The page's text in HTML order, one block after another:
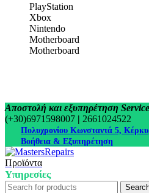
PlayStation
Xbox
Nintendo
Motherboard
Motherboard
Αποστολή και εξυπηρέτηση
(+30)6971598007 | 2661024522
Πολυχρονίου Κωνσταντά 5,
Βοήθεια & Εξυπηρέτηση
Προϊόντα
Υπηρεσίες